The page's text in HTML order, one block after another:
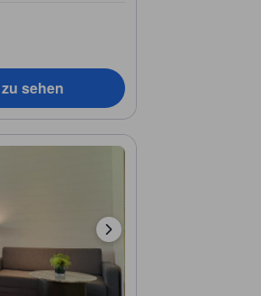
sehen